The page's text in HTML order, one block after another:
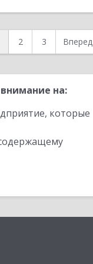
2 3 Вперед
на:
которые